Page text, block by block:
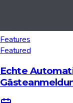
Features
Featured
Echte